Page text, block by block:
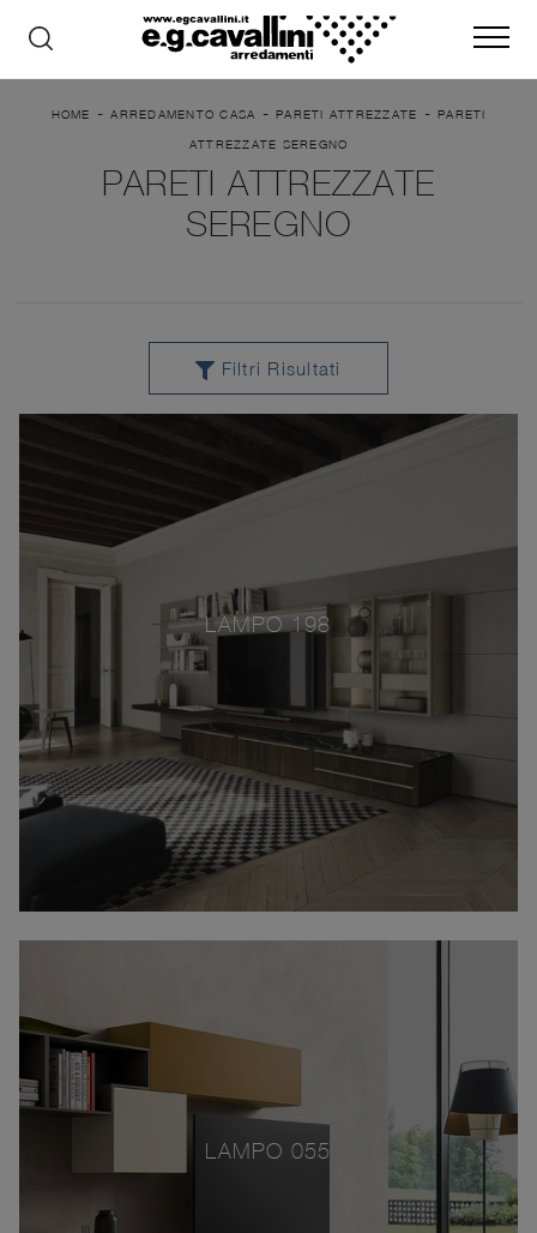
HOME -ARREDAMENTO CASA - PARETI ATTREZZATE - PARETI
ATTREZZATE SEREGNO
PARETI ATTREZZATE
SEREGNO
Filtri Risultati
LAMPO 198
LAMPO 055